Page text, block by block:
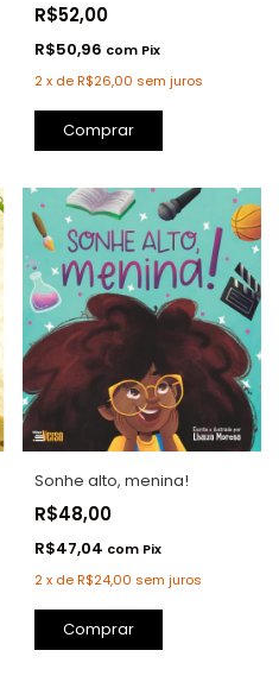
R$52,00
R$50,96 com Pix
2 x deR$26,00 sem juros
Sonhe alto, menina!
R$48,00
R$47,04 com Pix
2 x deR$24,00 sem juros
Comprar